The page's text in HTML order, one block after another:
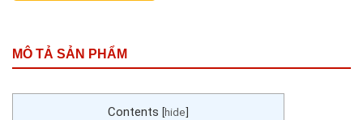
MÔ TẢ SẢN PHẨM
Contents [hide]